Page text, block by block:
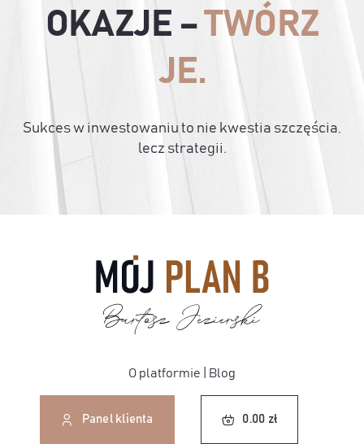
OKAZJE –TWÓRZ
JE.
Sukces w inwestowaniu to nie kwestia szczęścia,
lecz strategii.
O platformie Blog
Panel klienta 0.00 zł